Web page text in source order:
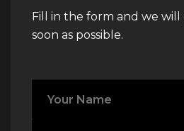
Fill in the form and we
soon as possible.